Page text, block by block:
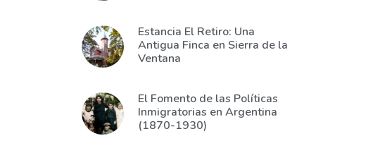
Estancia El Retiro: Una
Antigua Finca en Sierra de la
Ventana
El Fomento de las Políticas
Inmigratorias en Argentina
(1870-1930)